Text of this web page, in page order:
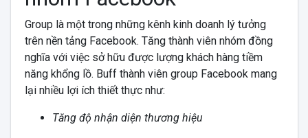
Group là một trong những kênh kinh doanh lý tưởng
trên nền tảng Facebook. Tăng thành viên nhóm đồng
nghĩa với việc sở hữu được lượng khách hàng tiềm
năng khổng lồ. Buff thành viên group Facebook mang
lại nhiều lợi ích thiết thực như:
Tăng độ nhận diện thương hiệu